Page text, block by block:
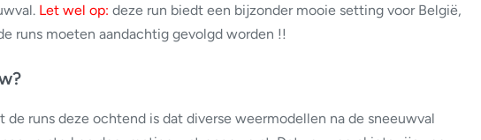
Let wel op: deze run biedt een bijzonder mooie setting voor België,
runs moeten aandachtig gevolgd worden !!
de runs deze ochtend is dat diverse weermodellen na de sneeuwval